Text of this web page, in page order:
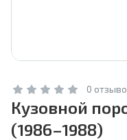
0
Кузовной
(1986–1988)